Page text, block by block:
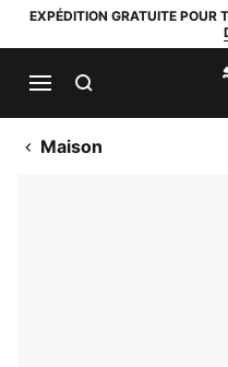
EXPÉDITION GRATUITE POUR
Maison